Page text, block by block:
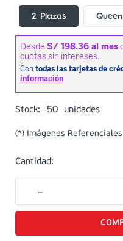
2 Plazas Queen
Stock: 50 unidades
(*) Imágenes Referenciales
Cantidad:
－